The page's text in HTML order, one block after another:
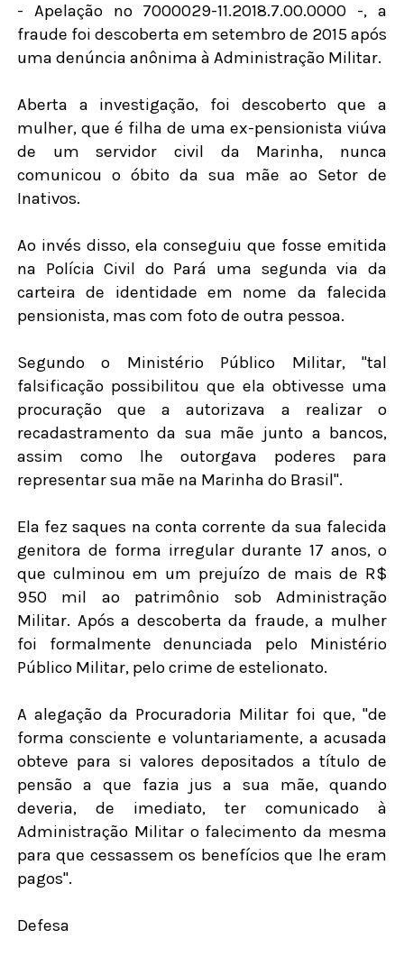
- Apelação nº 7000029-11.2018.7.00.0000 -, a
fraude foi descoberta em setembro de 2015 após
uma denúncia anônima à Administração Militar.
Aberta a investigação, foi descoberto que a
mulher, que é filha de uma ex-pensionista viúva
de um servidor civil da Marinha, nunca
comunicou o óbito da sua mãe ao Setor de
Inativos.
Ao invés disso, ela conseguiu que fosse emitida
na Polícia Civil do Pará uma segunda via da
carteira de identidade em nome da falecida
pensionista, mas com foto de outra pessoa.
Segundo o Ministério Público Militar, "tal
falsificação possibilitou que ela obtivesse uma
procuração que a autorizava a realizar o
recadastramento da sua mãe junto a bancos,
assim como lhe outorgava poderes para
representar sua mãe na Marinha do Brasil".
Ela fez saques na conta corrente da sua falecida
genitora de forma irregular durante 17 anos, o
que culminou em um prejuízo de mais de R$
950 mil ao patrimônio sob Administração
Militar. Após a descoberta da fraude, a mulher
foi formalmente denunciada pelo Ministério
Público Militar, pelo crime de estelionato.
A alegação da Procuradoria Militar foi que, "de
forma consciente e voluntariamente, a acusada
obteve para si valores depositados a título de
pensão a que fazia jus a sua mãe, quando
deveria, de imediato, ter comunicado à
Administração Militar o falecimento da mesma
para que cessassem os benefícios que lhe eram
pagos".
Defesa